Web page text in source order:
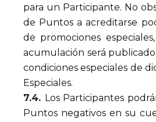
para un Participante. No
de Puntos a acreditarse
de promociones
acumulación será
condiciones especiales de
Especiales.
7.4. Los Participantes
Puntos negativos en su